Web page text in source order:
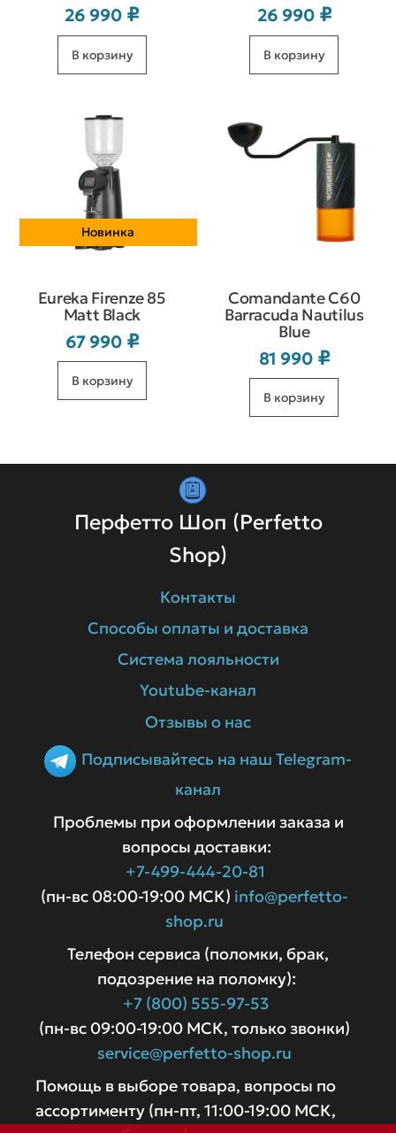
26 990 ₽
В корзину
26 990 ₽
В корзину
Новинка
Eureka Firenze 85
Matt Black
67 990 ₽
В корзину
Comandante C60
Barracuda Nautilus
Blue
81 990 ₽
В корзину
Перфетто Шоп (Perfetto
Shop)
Контакты
Способы оплаты и доставка
Система лояльности
Youtube-канал
Отзывы о нас
Подписывайтесь на наш Telegram-
канал
Проблемы при оформлении заказа и
вопросы доставки:
+7-499-444-20-81
(пн-вс 08:00-19:00 МСК) info@perfetto-
shop.ru
Телефон сервиса (поломки, брак,
подозрение на поломку):
+7 (800) 555-97-53
(пн-вс 09:00-19:00 МСК, только звонки)
service@perfetto-shop.ru
Помощь в выборе товара, вопросы по
ассортименту (пн-пт, 11:00-19:00 МСК,